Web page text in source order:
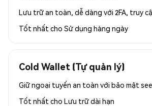
Lưu trữ an toàn, dễ dàng với 2FA, truy
Tốt nhất cho Sử dụng hàng ngày
Cold Wallet (Tự quản lý)
Giữ ngoại tuyến an toàn với bảo mật
Tốt nhất cho Lưu trữ dài hạn